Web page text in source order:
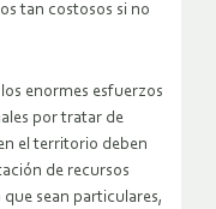
tan costosos si no
enormes esfuerzos
por tratar de
el territorio deben
de recursos
sean particulares,